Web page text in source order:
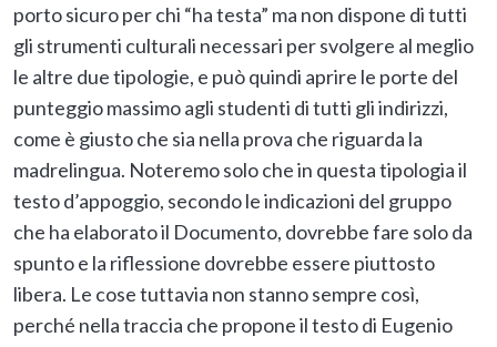
porto sicuro per chi “ha testa” ma non dispone di tutti
gli strumenti culturali necessari per svolgere al meglio
le altre due tipologie, e può quindi aprire le porte del
punteggio massimo agli studenti di tutti gli indirizzi,
come è giusto che sia nella prova che riguarda la
madrelingua. Noteremo solo che in questa tipologia il
testo d’appoggio, secondo le indicazioni del gruppo
che ha elaborato il Documento, dovrebbe fare solo da
spunto e la riflessione dovrebbe essere piuttosto
libera. Le cose tuttavia non stanno sempre così,
perché nella traccia che propone il testo di Eugenio